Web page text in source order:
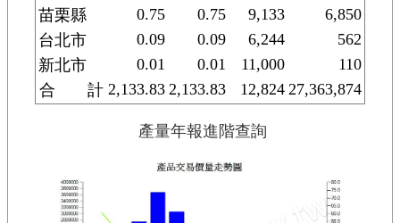
苗栗縣
0.75 0.75 9,133
6,850
台北市
0.09 0.09 6,244
562
新北市
0.01 0.01 11,000
110
合 計 2,133.83 2,133.83 12,824 27,363,874
產量年報進階查詢